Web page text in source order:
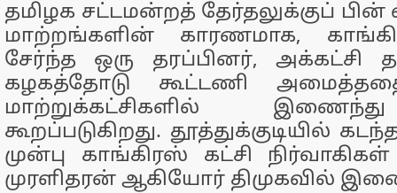
தமிழக சட்டமன்றத் தேர்தலுக்குப்
மாற்றங்களின் காரணமாக,
சேர்ந்த ஒரு தரப்பினர், அக்கட்சி
கழகத்தோடு கூட்டணி
மாற்றுக்கட்சிகளில்
கூறப்படுகிறது. தூத்துக்குடியில்
முன்பு காங்கிரஸ் கட்சி
முரளிதரன் ஆகியோர் திமுகவில்